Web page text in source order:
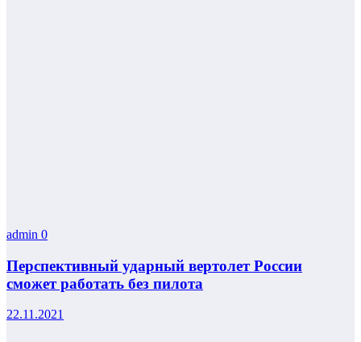
admin 0
Перспективный ударный вертолет России
сможет работать без пилота
22.11.2021